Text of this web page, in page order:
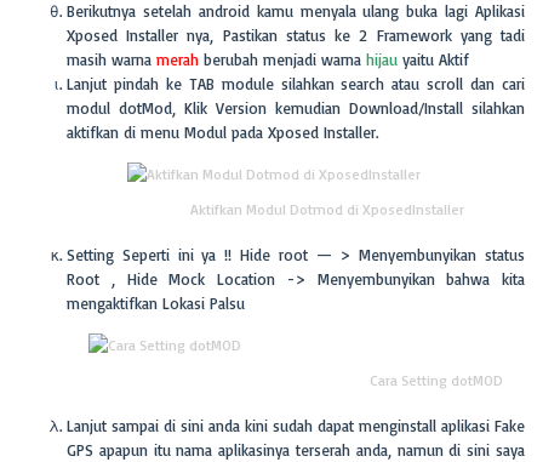
Berikutnya setelah android kamu menyala ulang buka lagi Aplikasi
Xposed Installer nya, Pastikan status ke 2 Framework yang tadi
masih warna merah berubah menjadi warna hijau yaitu Aktif
Lanjut pindah ke TAB module silahkan search atau scroll dan cari
modul dotMod, Klik Version kemudian Download/Install silahkan
aktifkan di menu Modul pada Xposed Installer.
Aktifkan Modul Dotmod di XposedInstaller
Setting Seperti ini ya !! Hide root — > Menyembunyikan status
Root , Hide Mock Location -> Menyembunyikan bahwa kita
mengaktifkan Lokasi Palsu
Cara Setting dotMOD
Lanjut sampai di sini anda kini sudah dapat menginstall aplikasi Fake
GPS apapun itu nama aplikasinya terserah anda, namun di sini saya